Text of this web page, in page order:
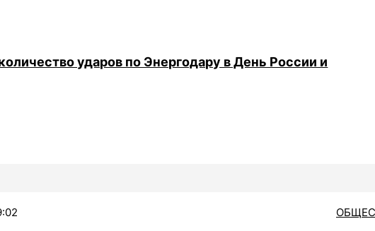
ударов по Энергодару в День России и